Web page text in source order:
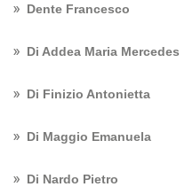
Dente Francesco
Di Addea Maria Mercedes
Di Finizio Antonietta
Di Maggio Emanuela
Di Nardo Pietro